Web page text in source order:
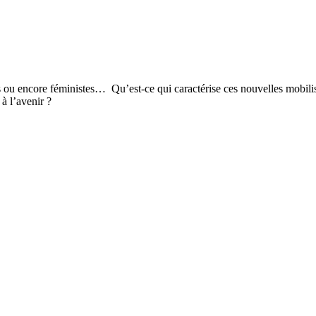
encore féministes… Qu’est-ce qui caractérise ces nouvelles
l’avenir ?